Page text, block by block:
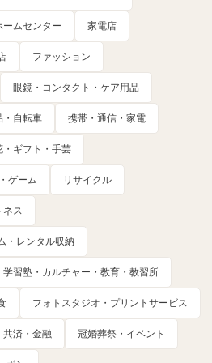
ームセンター 家電店
ファッション
眼鏡・コンタクト・ケア用品
・自転車 携帯・通信・家電
・ギフト・手芸
ゲーム リサイクル
ネス
・レンタル収納
学習塾・カルチャー・教育・教習所
フォトスタジオ・プリントサービス
共済・金融 冠婚葬祭・イベント